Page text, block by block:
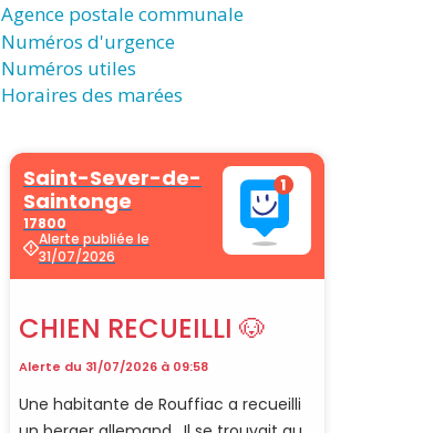
Agence postale communale
Numéros d'urgence
Numéros utiles
Horaires des marées